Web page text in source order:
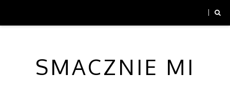
SMACZNIE MI